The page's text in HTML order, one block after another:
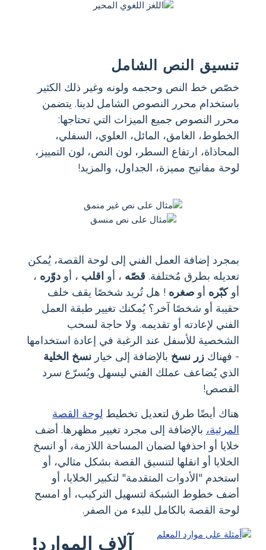
تنسيق النص الشامل
خصّص خط النص وحجمه ولونه وغير ذلك الكثير
باستخدام محرر النصوص الشامل لدينا. يتضمن
محرر النصوص جميع الميزات التي تحتاجها:
الخطوط، الغامق، المائل، العلوي، السفلي،
المحاذاة، ارتفاع السطر، لون النص، لون التمييز،
لوحة مفاتيح مميزة، الجداول، والمزيد!
بمجرد إضافة العمل الفني إلى لوحة القصة، يُمكن
تعديله بطرق مُختلفة. قصّه ، أو اقلب ، أو دوّره ،
أوكبّره أو صغره ! هل تُريد شخصًا يقف خلف
حقيبة أو شخصًا آخر؟ يُمكنك تغيير طبقة العمل
الفني لإعادته أو تقديمه. ولا حاجة لسحب
الشخصية للأسفل عند الرغبة في إعادة استخدامها
- فهناك زر نسخ بالإضافة إلى خيار نسخ الخلية
الذي يُضاعف عملك الفني ليسهل ويُسرّع سرد
القصص!
هناك أيضًا طرق لتعديل تخطيط لوحة القصة
المرئية، بالإضافة إلى مجرد تغيير مظهرها. أضف
خلايا أو احذفها لضمان المساحة اللازمة، أو انسخ
الخلايا أو انقلها لتنسيق القصة بشكل مثالي، أو
استخدم "الأدوات المتقدمة" لتكبير الخلايا، أو
أضف خطوط الشبكة لتسهيل التركيب، أو امسح
لوحة القصة بالكامل للبدء من الصفر.
آلاف الموارد!